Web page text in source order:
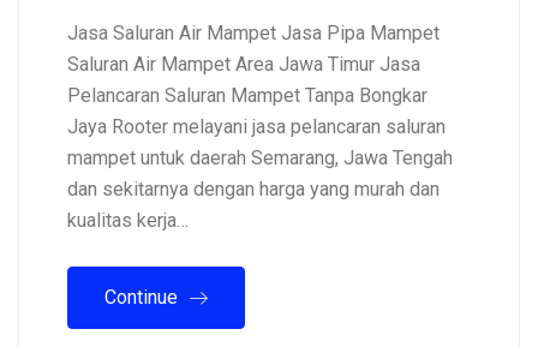
Jasa Saluran Air Mampet Jasa Pipa Mampet
Saluran Air Mampet Area Jawa Timur Jasa
Pelancaran Saluran Mampet Tanpa Bongkar
Jaya Rooter melayani jasa pelancaran saluran
mampet untuk daerah Semarang, Jawa Tengah
dan sekitarnya dengan harga yang murah dan
kualitas kerja…
Continue